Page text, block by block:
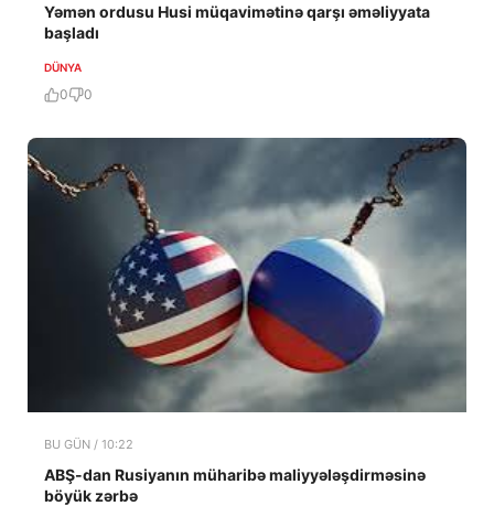
Yəmən ordusu Husi müqavimətinə qarşı əməliyyata
başladı
DÜNYA
0 0
BU GÜN / 10:22
ABŞ-dan Rusiyanın müharibə maliyyələşdirməsinə
böyük zərbə